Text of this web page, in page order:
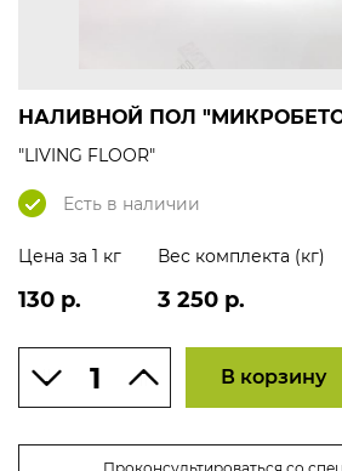
НАЛИВНОЙ ПОЛ
"LIVING FLOOR"
Есть в наличии
Цена за 1 кг
130 р.
Вес комплекта (кг)
3 250 р.
В корзину